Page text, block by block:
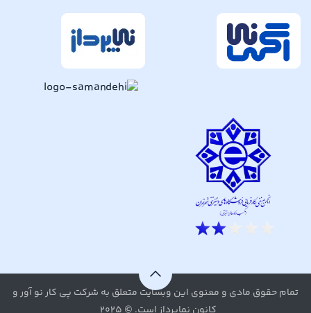
تمام حقوق مادی و معنوی این وبسایت متعلق به شرکت پی کار نو آور و